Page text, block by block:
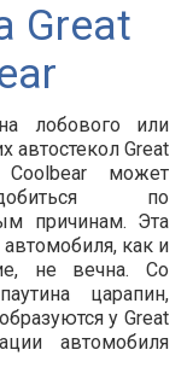
Great
лобового или
автостекол Great
может
по
причинам. Эта
автомобиля, как и
не вечна. Со
царапин,
у Great
автомобиля